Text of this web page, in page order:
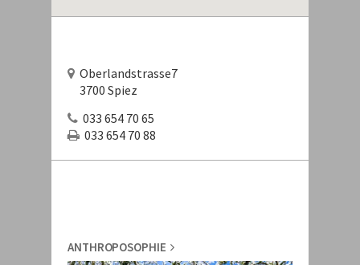
Oberlandstrasse7
3700 Spiez
033 654 70 65
033 654 70 88
ANTHROPOSOPHIE